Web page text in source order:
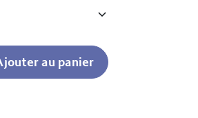
au panier